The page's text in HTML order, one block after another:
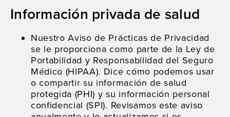
Información privada de salud
Nuestro Aviso de Prácticas de Privacidad
se le proporciona como parte de la Ley de
Portabilidad y Responsabilidad del Seguro
Médico (HIPAA). Dice cómo podemos usar
o compartir su información de salud
protegida (PHI) y su información personal
confidencial (SPI). Revisamos este aviso